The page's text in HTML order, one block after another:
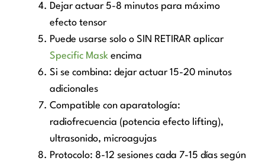
Dejar actuar 5-8 minutos para máximo
efecto tensor
Puede usarse solo o SIN RETIRAR aplicar
Specific Mask encima
Si se combina: dejar actuar 15-20 minutos
adicionales
Compatible con aparatología:
radiofrecuencia (potencia efecto lifting),
ultrasonido, microagujas
Protocolo: 8-12 sesiones cada 7-15 días según